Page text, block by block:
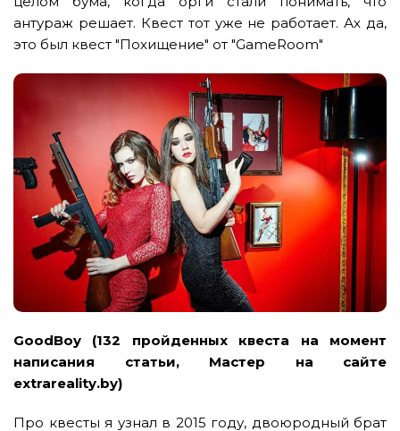
антураж решает. Квест тот уже не работает. Ах да,
это был квест "Похищение" от "GameRoom"
GoodBoy
(132 пройденных квеста на момент
написания статьи, Мастер на сайте
extrareality.by)
Про квесты я узнал в 2015 году, двоюродный брат